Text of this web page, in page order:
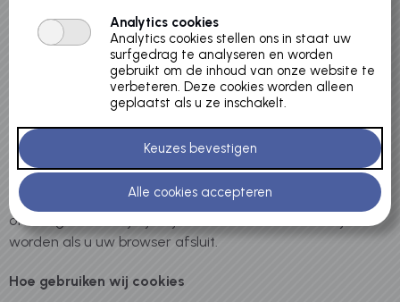
Cookies zijn kleine tekstbestandjes die naar uw browser
verstuurd worden door een website die u bezoekt. Een
cookiebestand wordt opgeslagen in uw webbrowser en
laat de Service of een derde partij toe u te herkennen
om uw volgende bezoek makkelijker te maken en de
Service meer op u af te stemmen.
Cookies kunnen "permanent" of "tijdelijk" zijn. Permanente
cookies blijven op uw pc of mobiel toestel wanneer u
offline gaat, terwijl tijdelijke cookies meteen verwijderd
worden als u uw browser afsluit.
Hoe gebruiken wij cookies
Analytics cookies
Analytics cookies stellen ons in staat uw
surfgedrag te analyseren en worden
gebruikt om de inhoud van onze website te
verbeteren. Deze cookies worden alleen
geplaatst als u ze inschakelt.